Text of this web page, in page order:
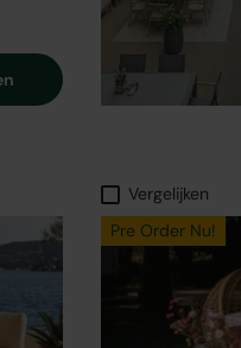
Vergelijken
Pre Order Nu!